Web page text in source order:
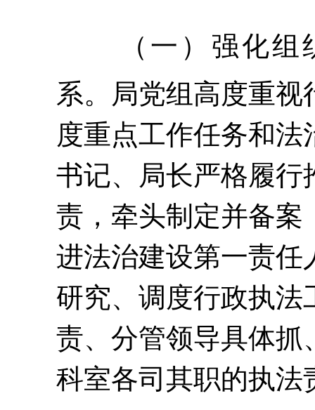
（一）强化
系。
局党组高度重
度重点工作任务和
书记、局长严格履行
责，牵头制定并备案
进法治建设第一责任
研究、调度行政执法
责、分管领导具体抓
科室各司其职的执法